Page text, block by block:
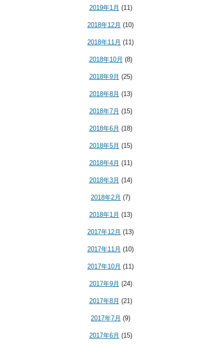
2019年1月 (11)
2018年12月 (10)
2018年11月 (11)
2018年10月 (8)
2018年9月 (25)
2018年8月 (13)
2018年7月 (15)
2018年6月 (18)
2018年5月 (15)
2018年4月 (11)
2018年3月 (14)
2018年2月 (7)
2018年1月 (13)
2017年12月 (13)
2017年11月 (10)
2017年10月 (11)
2017年9月 (24)
2017年8月 (21)
2017年7月 (9)
2017年6月 (15)